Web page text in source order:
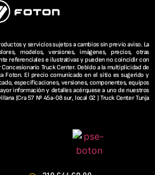
y servicios sujetos a cambios sin previo aviso. La
modelos, versiones, imágenes, precios, otras
referenciales e ilustrativas y pueden no coincidir con
Truck Center. Debido a la multiplicidad de
Foton. El precio comunicado en el sitio es sugerido y
especificaciones, versiones, componentes, equipos
información y detalles acérquese a uno de nuestros
(Cra 57 Nº 45a-08 sur, local 02 ) Truck Center Tunja